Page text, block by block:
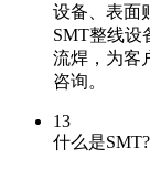
设备、表面
SMT整线设
流焊，为客
咨询。
13
什么是SMT?